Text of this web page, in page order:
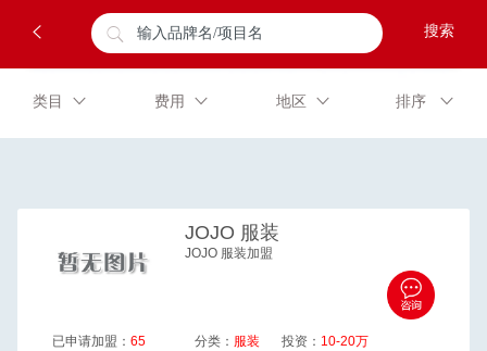
✕
类目 费用 地区 排序
JOJO 服装
JOJO 服装加盟
已申请加盟： 65 分类： 服装 投资： 10-20万